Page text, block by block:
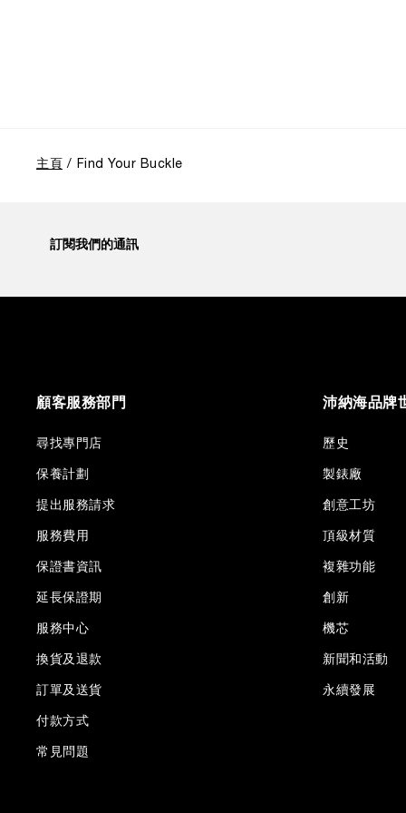
主頁 Find Your Buckle
訂閱我們的通訊
顧客服務部門
尋找專門店
保養計劃
提出服務請求
服務費用
保證書資訊
延長保證期
服務中心
換貨及退款
訂單及送貨
付款方式
常見問題
沛納海品牌
歷史
製錶廠
創意工坊
頂級材質
複雜功能
創新
機芯
新聞和活動
永續發展